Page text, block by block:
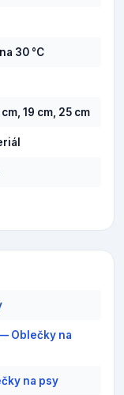
30 °C
cm, 19 cm, 25 cm
Oblečky na
na psy